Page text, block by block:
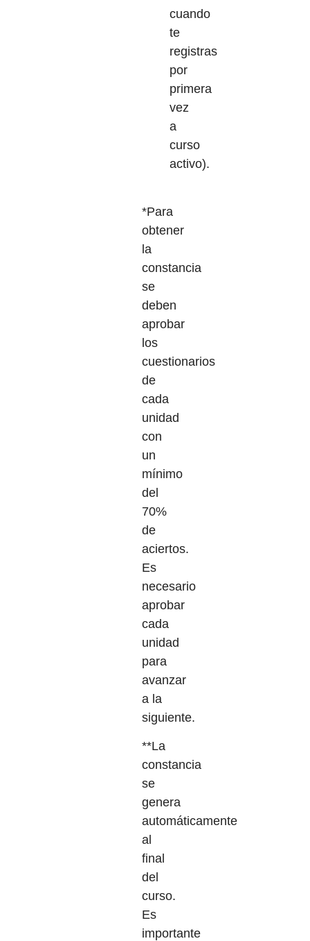
cuando
te
registras
por
primera
vez
a
curso
activo).
*Para
obtener
la
constancia
se
deben
aprobar
los
cuestionarios
de
cada
unidad
con
un
mínimo
del
70%
de
aciertos.
Es
necesario
aprobar
cada
unidad
para
avanzar
a la
siguiente.
**La
constancia
se
genera
automáticamente
al
final
del
curso.
Es
importante